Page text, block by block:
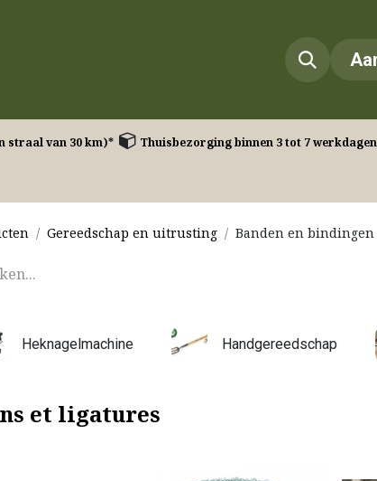
Contact
straal van 30 km)* Thuisbezorging binnen 3 tot 7 werkdagen
Gereedschap en uitrusting Banden en bindingen
Heknagelmachine Handgereedschap
et ligatures